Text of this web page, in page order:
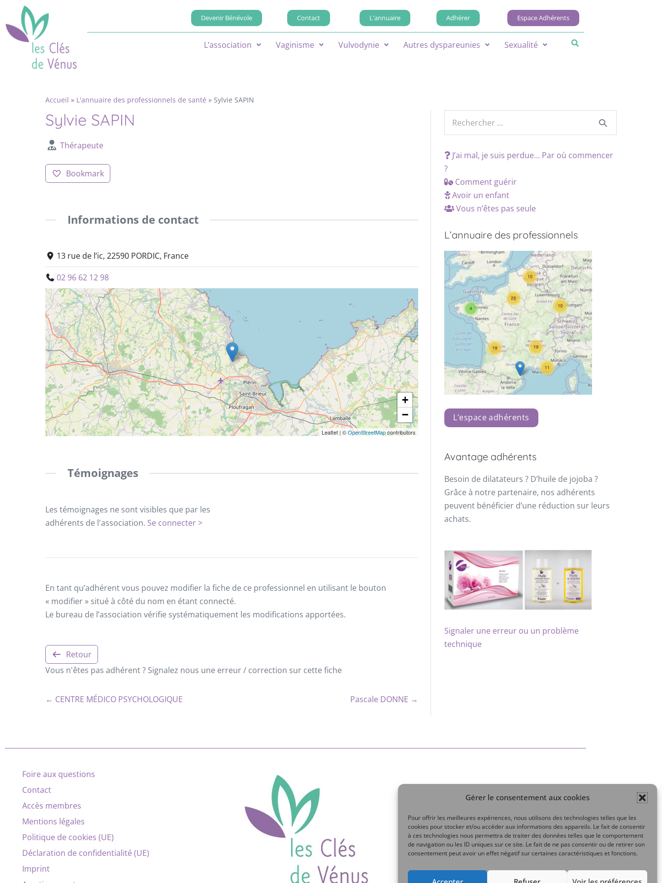
Gérer le consentement aux cookies
Pour offrir les meilleures expériences, nous utilisons des technologies telles que les
cookies pour stocker et/ou accéder aux informations des appareils. Le fait de consentir
à ces technologies nous permettra de traiter des données telles que le comportement
de navigation ou les ID uniques sur ce site. Le fait de ne pas consentir ou de retirer son
consentement peut avoir un effet négatif sur certaines caractéristiques et fonctions.
Devenir Bénévole Contact L'annuaire Adhérer Espace Adhérents
L’association Vaginisme Vulvodynie Autres dyspareunies Sexualité
Accueil » L'annuaire des professionnels de santé » Sylvie SAPIN
Sylvie SAPIN
Thérapeute
Bookmark
Informations de contact
13 rue de l’ic, 22590 PORDIC, France
02 96 62 12 98
+
−
Leaflet | ©OpenStreetMapcontributors
Témoignages
Les témoignages ne sont visibles que par les
adhérents de l'association. Se connecter >
En tant qu’adhérent vous pouvez modifier la fiche de ce professionnel en utilisant le bouton
« modifier » situé à côté du nom en étant connecté.
Le bureau de l’association vérifie systématiquement les modifications apportées.
Retour
Vous n'êtes pas adhérent ? Signalez nous une erreur / correction sur cette fiche
← CENTRE MÉDICO PSYCHOLOGIQUE Pascale DONNE →
J’ai mal, je suis perdue… Par où commencer
?
Comment guérir
Avoir un enfant
Vous n’êtes pas seule
L’annuaire des professionnels
L’espace adhérents
Avantage adhérents
Besoin de dilatateurs ? D’huile de jojoba ?
Grâce à notre partenaire, nos adhérents
peuvent bénéficier d’une réduction sur leurs
achats.
Signaler une erreur ou un problème
technique
Foire aux questions
Contact
Accès membres
Mentions légales
Politique de cookies (UE)
Déclaration de confidentialité (UE)
Imprint
Mon compte